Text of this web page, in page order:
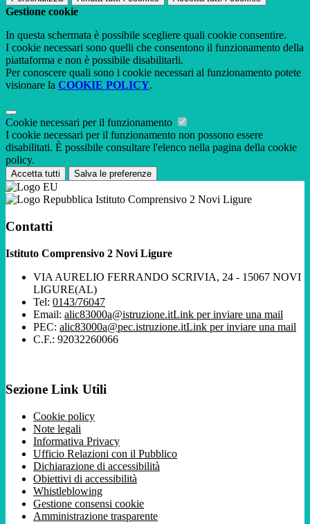
Gestione cookie
In questa schermata è possibile scegliere quali cookie consentire.
I cookie necessari sono quelli che consentono il funzionamento della
piattaforma e non è possibile disabilitarli.
Per conoscere quali sono i cookie necessari al funzionamento potete
visionare la COOKIE POLICY.
Cookie necessari per il funzionamento
I cookie necessari per il funzionamento non possono essere
disabilitati. È possibile consultare l'elenco nella pagina della cookie
policy.
Accetta tutti Salva le preferenze
Istituto Comprensivo 2 Novi Ligure
Contatti
Istituto Comprensivo 2 Novi Ligure
VIA AURELIO FERRANDO SCRIVIA, 24 - 15067 NOVI
LIGURE(AL)
Tel: 0143/76047
Email: alic83000a@istruzione.itLink per inviare una mail
PEC: alic83000a@pec.istruzione.itLink per inviare una mail
C.F.: 92032260066
Sezione Link Utili
Cookie policy
Note legali
Informativa Privacy
Ufficio Relazioni con il Pubblico
Dichiarazione di accessibilità
Obiettivi di accessibilità
Whistleblowing
Gestione consensi cookie
Amministrazione trasparente